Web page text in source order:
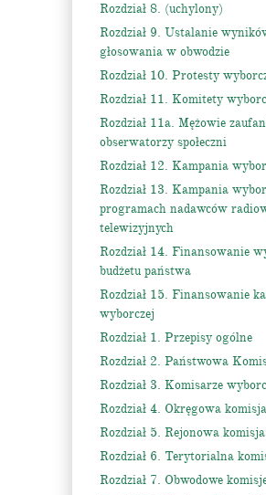
Rozdział 8. (uchylony)
Rozdział 9. Ustalanie
głosowania w obwodzie
Rozdział 10. Protesty
Rozdział 11. Komitety
Rozdział 11a. Mężowie
obserwatorzy społeczni
Rozdział 12. Kampania
Rozdział 13. Kampania
programach nadawców
telewizyjnych
Rozdział 14. Finansowanie
budżetu państwa
Rozdział 15. Finansowanie
wyborczej
Rozdział 1. Przepisy ogólne
Rozdział 2. Państwowa
Rozdział 3. Komisarze
Rozdział 4. Okręgowa
Rozdział 5. Rejonowa
Rozdział 6. Terytorialna
Rozdział 7. Obwodowe